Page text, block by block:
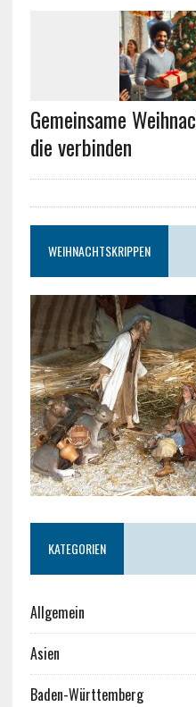
Gemeinsame
die verbinden
WEIHNACHTSKRIPPEN
KATEGORIEN
Allgemein
Asien
Baden-Württemberg